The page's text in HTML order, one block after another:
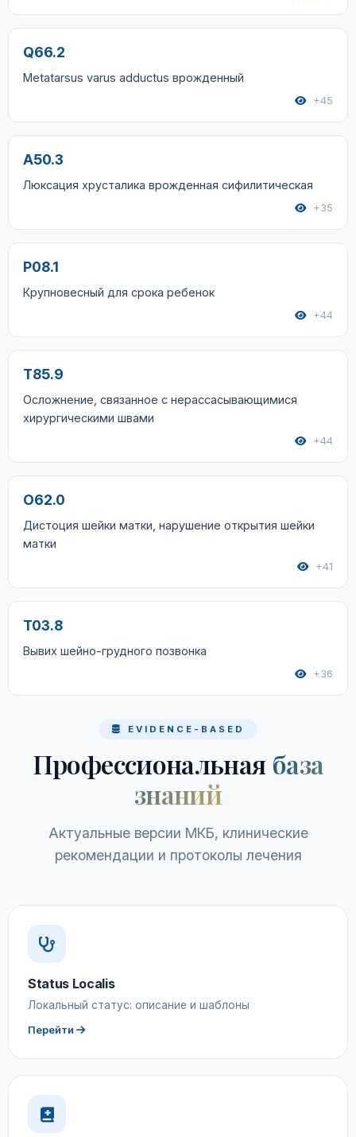
Q66.2
Metatarsus varus adductus врожденный
+45
A50.3
Люксация хрусталика врожденная сифилитическая
+35
P08.1
Крупновесный для срока ребенок
+44
T85.9
Осложнение, связанное с нерассасывающимися
хирургическими швами
+44
O62.0
Дистоция шейки матки, нарушение открытия шейки
матки
+41
T03.8
Вывих шейно-грудного позвонка
+36
EVIDENCE-BASED
Профессиональная база
знаний
Актуальные версии МКБ, клинические
рекомендации и протоколы лечения
Status Localis
Локальный статус: описание и шаблоны
Перейти